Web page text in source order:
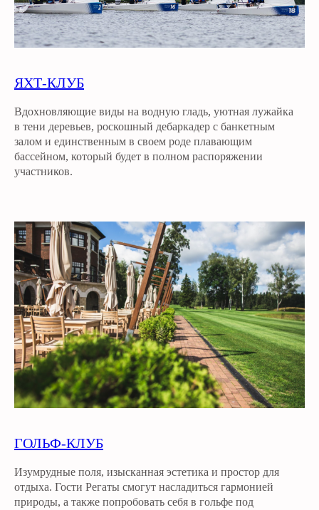
ЯХТ-КЛУБ
Вдохновляющие виды на водную гладь, уютная лужайка
в тени деревьев, роскошный дебаркадер с банкетным
залом и единственным в своем роде плавающим
бассейном, который будет в полном распоряжении
участников.
ГОЛЬФ-КЛУБ
Изумрудные поля, изысканная эстетика и простор для
отдыха. Гости Регаты смогут насладиться гармонией
природы, а также попробовать себя в гольфе под